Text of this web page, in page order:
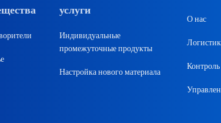
Резиновые добавки
Огнестойкий
Логистика
услуги
Индивидуальные
промежуточные продукты
Настройка нового материала
О нас
Контроль